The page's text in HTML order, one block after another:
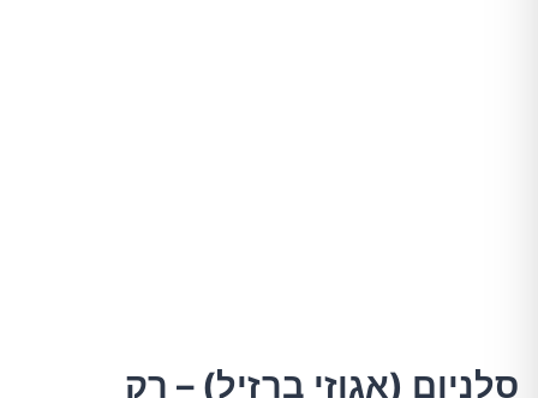
סלניום (אגוזי ברזיל) – רק